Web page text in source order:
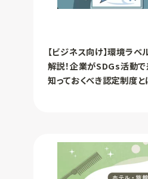
【ビジネス向け】環境ラ
解説！企業がSDGs活動
知っておくべき認定制度と